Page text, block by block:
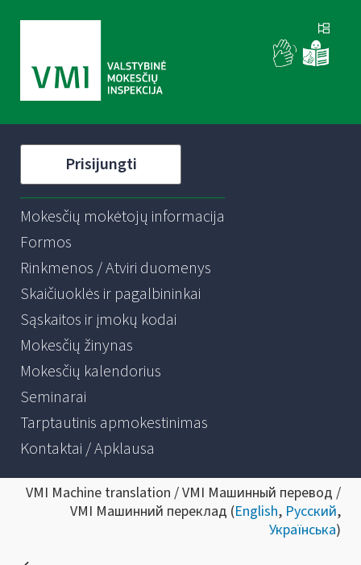
Prisijungti
Mokesčių mokėtojų informacija
Formos
Rinkmenos / Atviri duomenys
Skaičiuoklės ir pagalbininkai
Sąskaitos ir įmokų kodai
Mokesčių žinynas
Mokesčių kalendorius
Seminarai
Tarptautinis apmokestinimas
Kontaktai / Apklausa
VMI Machine translation / VMI Машинный перевод /
VMI Машинний переклад (English, Русский,
Українська)